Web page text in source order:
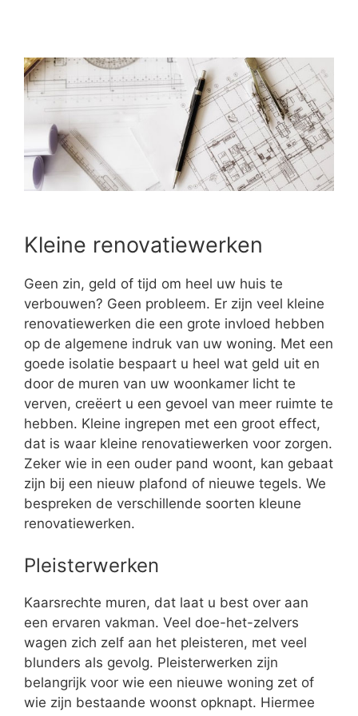
Kleine renovatiewerken
Geen zin, geld of tijd om heel uw huis te
verbouwen? Geen probleem. Er zijn veel kleine
renovatiewerken die een grote invloed hebben
op de algemene indruk van uw woning. Met een
goede isolatie bespaart u heel wat geld uit en
door de muren van uw woonkamer licht te
verven, creëert u een gevoel van meer ruimte te
hebben. Kleine ingrepen met een groot effect,
dat is waar kleine renovatiewerken voor zorgen.
Zeker wie in een ouder pand woont, kan gebaat
zijn bij een nieuw plafond of nieuwe tegels. We
bespreken de verschillende soorten kleune
renovatiewerken.
Pleisterwerken
Kaarsrechte muren, dat laat u best over aan
een ervaren vakman. Veel doe-het-zelvers
wagen zich zelf aan het pleisteren, met veel
blunders als gevolg. Pleisterwerken zijn
belangrijk voor wie een nieuwe woning zet of
wie zijn bestaande woonst opknapt. Hiermee